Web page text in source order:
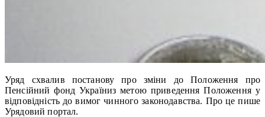
Уряд схвалив постанову про зміни до Положення про
Пенсійний фонд Україниз метою приведення Положення у
відповідність до вимог чинного законодавства. Про це пише
Урядовий портал.